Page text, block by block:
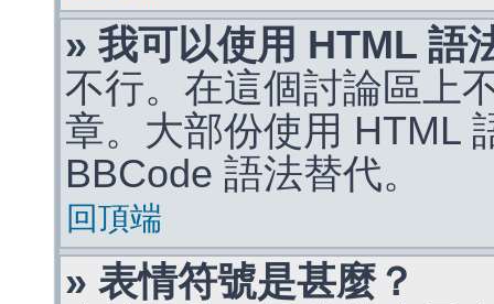
» 我可以使用 HTML 語
不行。在這個討論區上
章。大部份使用 HTML
BBCode 語法替代。
回頂端
» 表情符號是甚麼？